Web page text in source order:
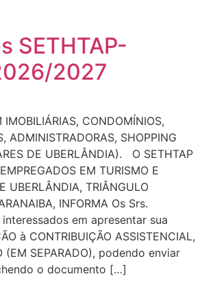
SETHTAP-
2027
IMOBILIÁRIAS, CONDOMÍNIOS,
ADMINISTRADORAS, SHOPPING
DE UBERLÂNDIA). O SETHTAP
EM TURISMO E
UBERLÂNDIA, TRIÂNGULO
INFORMA Os Srs.
interessados em apresentar sua
à CONTRIBUIÇÃO ASSISTENCIAL,
(EM SEPARADO), podendo enviar
o documento […]